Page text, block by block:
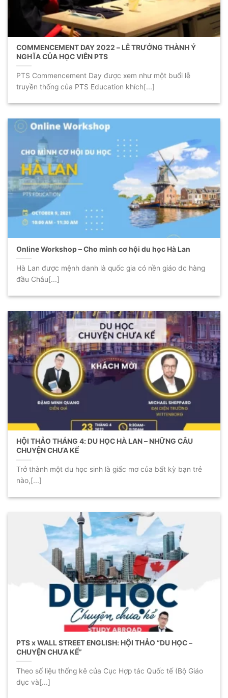
COMMENCEMENT DAY 2022 – LỄ TRƯỞNG THÀNH Ý
NGHĨA CỦA HỌC VIÊN PTS
PTS Commencement Day được xem như một buổi lễ
truyền thống của PTS Education khích[...]
Online Workshop – Cho mình cơ hội du học Hà Lan
Hà Lan được mệnh danh là quốc gia có nền giáo dc hàng
đầu Châu[...]
HỘI THẢO THÁNG 4: DU HỌC HÀ LAN – NHỮNG CÂU
CHUYỆN CHƯA KỂ
Trở thành một du học sinh là giấc mơ của bất kỳ bạn trẻ
nào,[...]
PTS x WALL STREET ENGLISH: HỘI THẢO “DU HỌC –
CHUYỆN CHƯA KỂ”
Theo số liệu thống kê của Cục Hợp tác Quốc tế (Bộ Giáo
dục và[...]